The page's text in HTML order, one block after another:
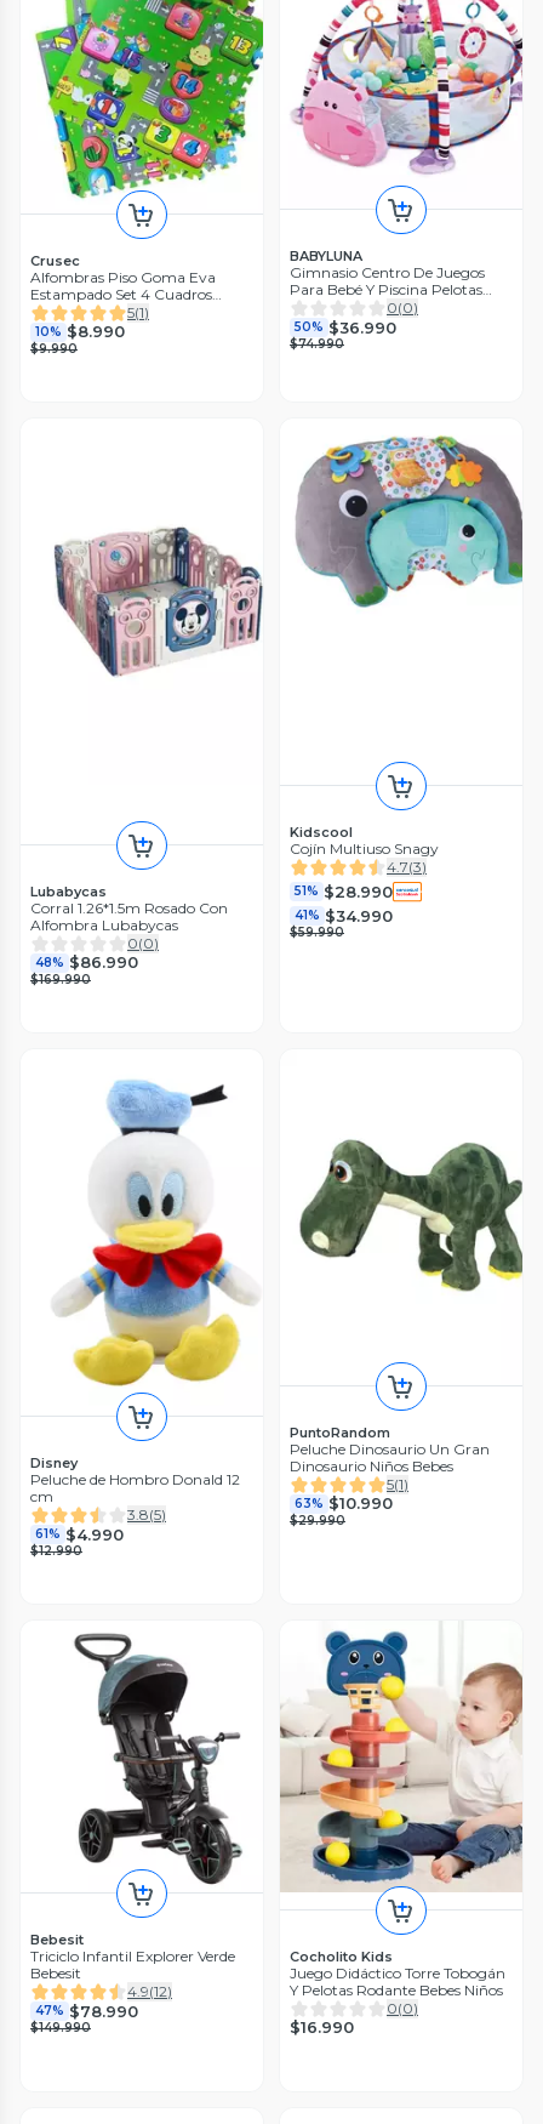
Crusec
Alfombras Piso Goma Eva
Estampado Set 4 Cuadros
60x60cm
5(1)
10% $8.990
$9.990
BABYLUNA
Gimnasio Centro De Juegos
Para Bebé Y Piscina Pelotas
Hippo
0(0)
50% $36.990
$74.990
Lubabycas
Corral 1.26*1.5m Rosado Con
Alfombra Lubabycas
0(0)
48% $86.990
$169.990
Kidscool
Cojín Multiuso Snagy
4.7(3)
51% $28.990
41% $34.990
$59.990
Disney
Peluche de Hombro Donald 12
cm
3.8(5)
61% $4.990
$12.990
PuntoRandom
Peluche Dinosaurio Un Gran
Dinosaurio Niños Bebes
5(1)
63% $10.990
$29.990
Bebesit
Triciclo Infantil Explorer Verde
Bebesit
4.9(12)
47% $78.990
$149.990
Cocholito Kids
Juego Didáctico Torre Tobogán
Y Pelotas Rodante Bebes Niños
0(0)
$16.990